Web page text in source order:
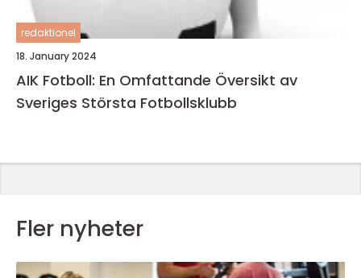
redaktionel
18. January 2024
AIK Fotboll: En Omfattande Översikt av
Sveriges Största Fotbollsklubb
Fler nyheter